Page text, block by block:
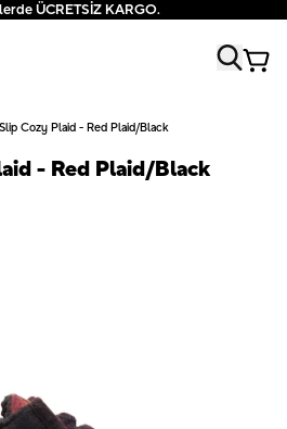
ÜCRETSİZ KARGO.
Cozy Plaid - Red Plaid/Black
- Red Plaid/Black